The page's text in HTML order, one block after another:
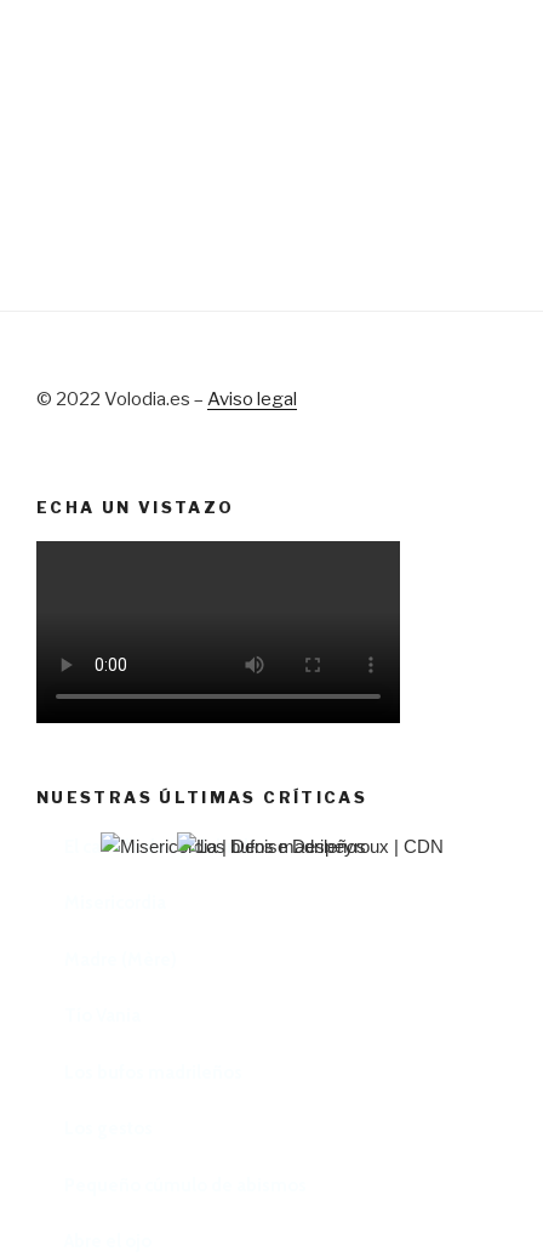
© 2022 Volodia.es – Aviso legal
ECHA UN VISTAZO
NUESTRAS ÚLTIMAS CRÍTICAS
El castillo de Lindabridis